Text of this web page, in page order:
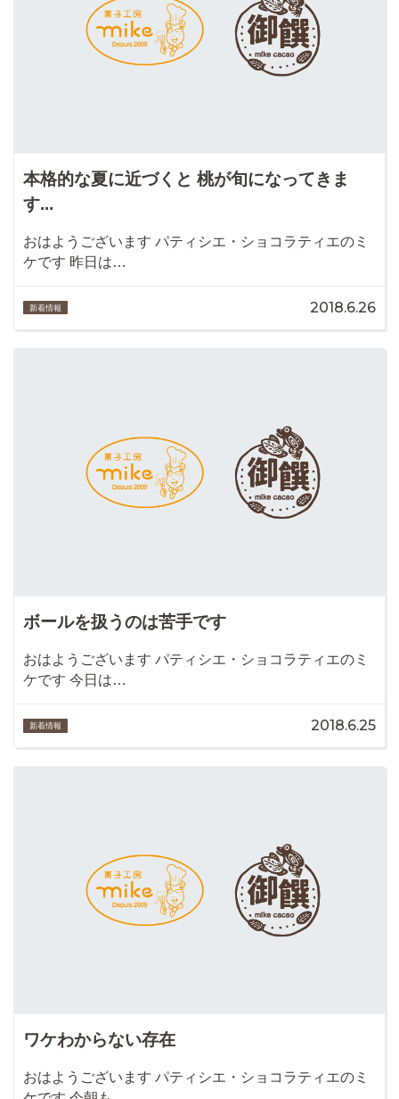
本格的な夏に近づくと 桃が旬になってきま
す...
おはようございます パティシエ・ショコラティエのミ
ケです 昨日は…
新着情報 2018.6.26
ボールを扱うのは苦手です
おはようございます パティシエ・ショコラティエのミ
ケです 今日は…
新着情報 2018.6.25
ワケわからない存在
おはようございます パティシエ・ショコラティエのミ